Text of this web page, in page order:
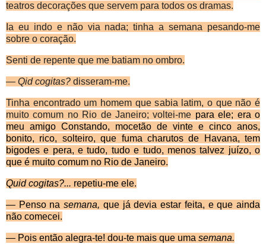
teatros decorações que servem para todos os dramas.
Ia eu indo e não via nada; tinha a semana pesando-me
sobre o coração.
Senti de repente que me batiam no ombro.
— Qid cogitas? disseram-me.
Tinha encontrado um homem que sabia latim, o que não é
muito comum no Rio de Janeiro; voltei-me para ele; era o
meu amigo Constando, mocetão de vinte e cinco anos,
bonito, rico, solteiro, que fuma charutos de Havana, tem
bigodes e pera, e tudo, tudo e tudo, menos talvez juízo, o
que é muito comum no Rio de Janeiro.
Quid cogitas?... repetiu-me ele.
— Penso nasemana, que já devia estar feita, e que ainda
não comecei.
— Pois então alegra-te! dou-te mais que uma semana.